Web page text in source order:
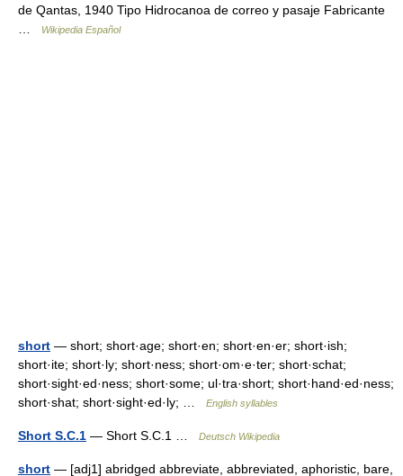
de Qantas, 1940 Tipo Hidrocanoa de correo y pasaje Fabricante
Wikipedia Español
short — short; short·age; short·en; short·en·er; short·ish;
short·ite; short·ly; short·ness; short·om·e·ter; short·schat;
short·sight·ed·ness; short·some; ul·tra·short; short·hand·ed·ness;
short·shat; short·sight·ed·ly; …
English syllables
Short S.C.1 — Short S.C.1 … Deutsch Wikipedia
short — [adj1] abridged abbreviate, abbreviated, aphoristic, bare,